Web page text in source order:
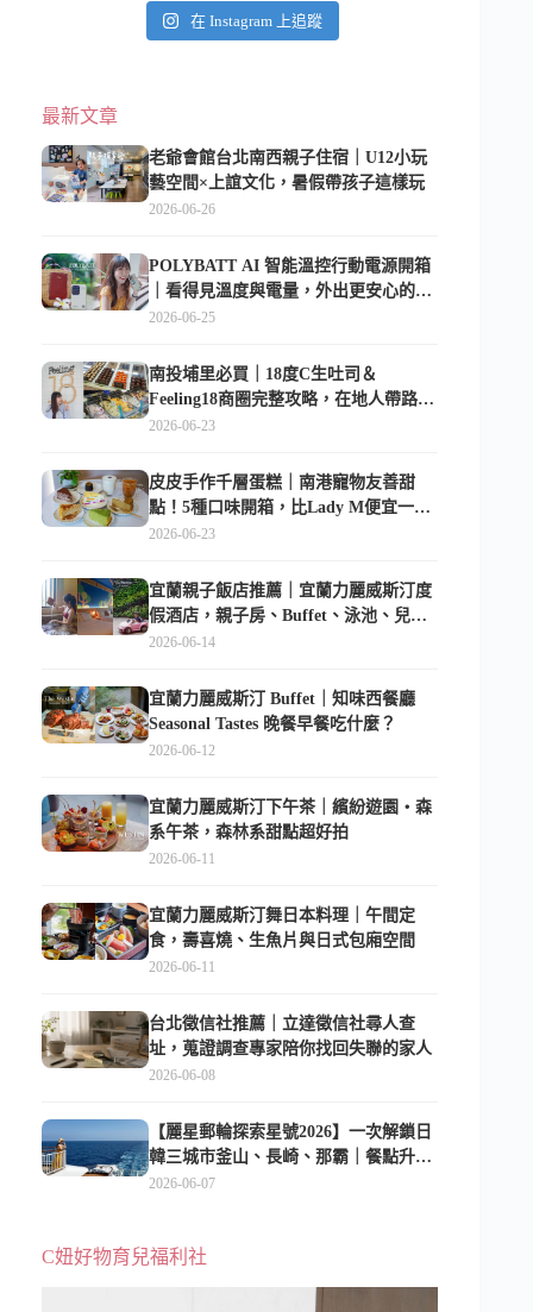
在 Instagram 上追蹤
最新文章
老爺會館台北南西親子住宿｜U12小玩
藝空間×上誼文化，暑假帶孩子這樣玩
2026-06-26
POLYBATT AI 智能溫控行動電源開箱
｜看得見溫度與電量，外出更安心的
10000mAh 行動電源
2026-06-25
南投埔里必買｜18度C生吐司＆
Feeling18商圈完整攻略，在地人帶路這
樣逛
2026-06-23
皮皮手作千層蛋糕｜南港寵物友善甜
點！5種口味開箱，比Lady M便宜一半
的台北隱藏版
2026-06-23
宜蘭親子飯店推薦｜宜蘭力麗威斯汀度
假酒店，親子房、Buffet、泳池、兒童
俱樂部超適合放電
2026-06-14
宜蘭力麗威斯汀 Buffet｜知味西餐廳
Seasonal Tastes 晚餐早餐吃什麼？
2026-06-12
宜蘭力麗威斯汀下午茶｜繽紛遊園・森
系午茶，森林系甜點超好拍
2026-06-11
宜蘭力麗威斯汀舞日本料理｜午間定
食，壽喜燒、生魚片與日式包廂空間
2026-06-11
台北徵信社推薦｜立達徵信社尋人查
址，蒐證調查專家陪你找回失聯的家人
2026-06-08
【麗星郵輪探索星號2026】一次解鎖日
韓三城市釜山、長崎、那霸｜餐點升
級、表演更新、船上慶生超難忘
2026-06-07
C妞好物育兒福利社